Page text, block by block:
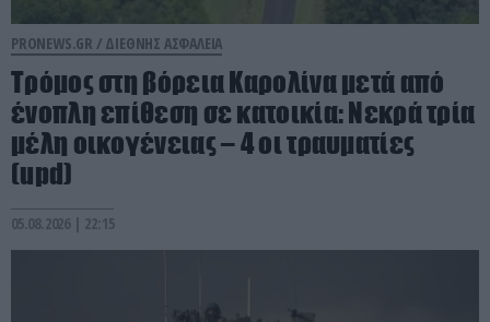
PRONEWS.GR / ΔΙΕΘΝΗΣ ΑΣΦΑΛΕΙΑ
Τρόμος στη βόρεια Καρολίνα μετά από
ένοπλη επίθεση σε κατοικία: Νεκρά τρία
μέλη οικογένειας – 4 οι τραυματίες
(upd)
05.08.2026 | 22:15